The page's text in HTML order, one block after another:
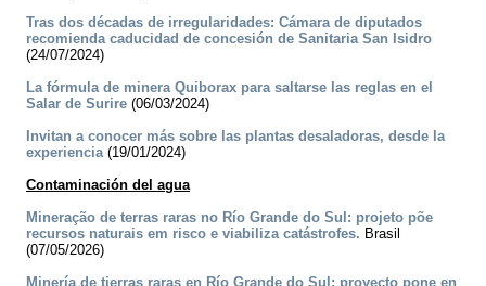
Tras dos décadas de irregularidades: Cámara de diputados
recomienda caducidad de concesión de Sanitaria San Isidro
(24/07/2024)
La fórmula de minera Quiborax para saltarse las reglas en el
Salar de Surire (06/03/2024)
Invitan a conocer más sobre las plantas desaladoras, desde la
experiencia(19/01/2024)
Contaminación del agua
Mineração de terras raras no Río Grande do Sul: projeto põe
recursos naturais em risco e viabiliza catástrofes. Brasil
(07/05/2026)
Minería de tierras raras en Río Grande do Sul: proyecto pone en